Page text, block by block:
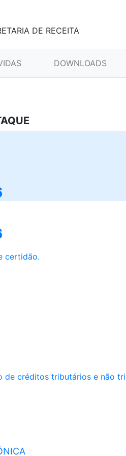
DE RECEITA
DOWNLOADS
certidão.
de créditos tributários e não